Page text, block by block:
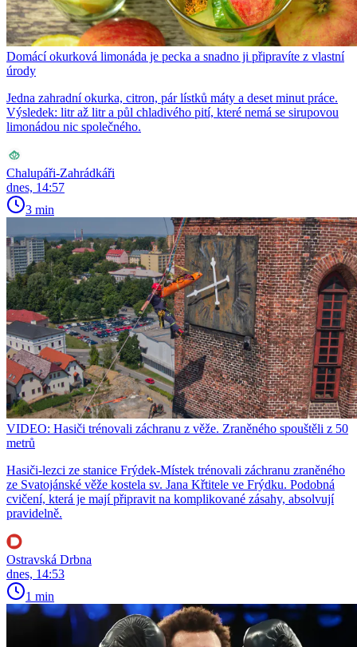
Domácí okurková limonáda je pecka a snadno ji připravíte z vlastní
úrody
Jedna zahradní okurka, citron, pár lístků máty a deset minut práce.
Výsledek: litr až litr a půl chladivého pití, které nemá se sirupovou
limonádou nic společného.
Chalupáři-Zahrádkáři
dnes, 14:57
3 min
VIDEO: Hasiči trénovali záchranu z věže. Zraněného spouštěli z 50
metrů
Hasiči-lezci ze stanice Frýdek-Místek trénovali záchranu zraněného
ze Svatojánské věže kostela sv. Jana Křtitele ve Frýdku. Podobná
cvičení, která je mají připravit na komplikované zásahy, absolvují
pravidelně.
Ostravská Drbna
dnes, 14:53
1 min